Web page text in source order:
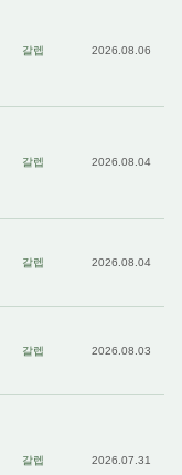
갈렙 2026.08.06
갈렙 2026.08.04
갈렙 2026.08.04
갈렙 2026.08.03
갈렙 2026.07.31